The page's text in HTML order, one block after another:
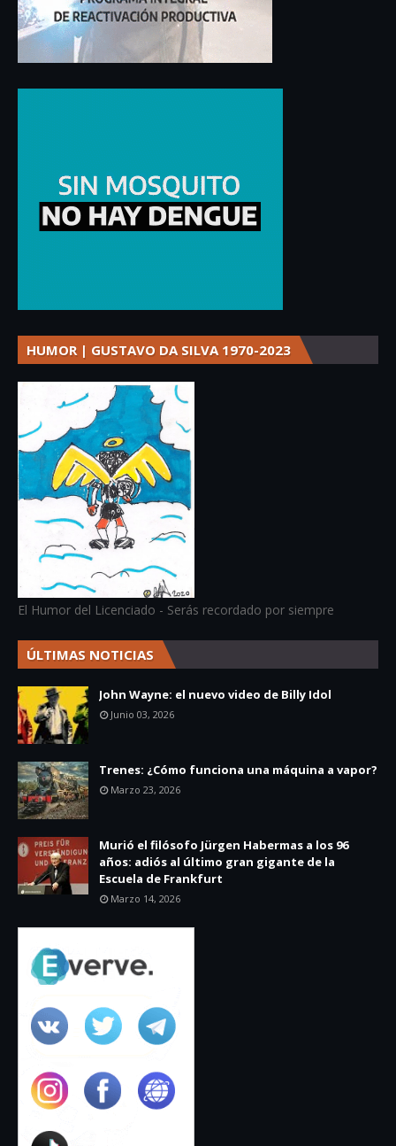
HUMOR | GUSTAVO DA SILVA 1970-2023
El Humor del Licenciado - Serás recordado por siempre
ÚLTIMAS NOTICIAS
John Wayne: el nuevo video de Billy Idol
Junio 03, 2026
Trenes: ¿Cómo funciona una máquina a vapor?
Marzo 23, 2026
Murió el filósofo Jürgen Habermas a los 96
años: adiós al último gran gigante de la
Escuela de Frankfurt
Marzo 14, 2026